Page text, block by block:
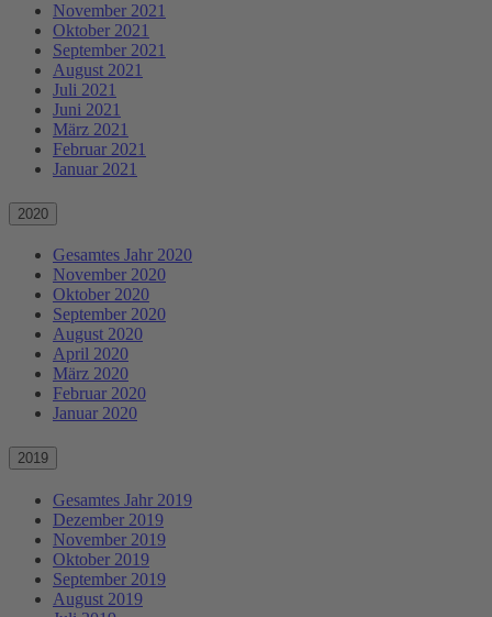
November 2021
Oktober 2021
September 2021
August 2021
Juli 2021
Juni 2021
März 2021
Februar 2021
Januar 2021
2020
Gesamtes Jahr 2020
November 2020
Oktober 2020
September 2020
August 2020
April 2020
März 2020
Februar 2020
Januar 2020
2019
Gesamtes Jahr 2019
Dezember 2019
November 2019
Oktober 2019
September 2019
August 2019